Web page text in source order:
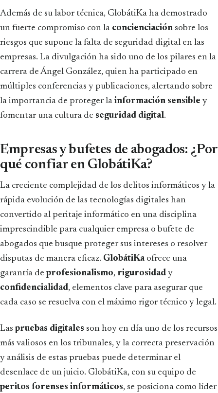
Además de su labor técnica, GlobátiKa ha demostrado
un fuerte compromiso con la concienciación sobre los
riesgos que supone la falta de seguridad digital en las
empresas. La divulgación ha sido uno de los pilares en la
carrera de Ángel González, quien ha participado en
múltiples conferencias y publicaciones, alertando sobre
la importancia de proteger la información sensible y
fomentar una cultura de seguridad digital.
Empresas y bufetes de abogados: ¿Por
qué confiar en GlobátiKa?
La creciente complejidad de los delitos informáticos y la
rápida evolución de las tecnologías digitales han
convertido al peritaje informático en una disciplina
imprescindible para cualquier empresa o bufete de
abogados que busque proteger sus intereses o resolver
disputas de manera eficaz. GlobátiKaofrece una
garantía deprofesionalismo, rigurosidad y
confidencialidad, elementos clave para asegurar que
cada caso se resuelva con el máximo rigor técnico y legal.
Laspruebas digitales son hoy en día uno de los recursos
más valiosos en los tribunales, y la correcta preservación
y análisis de estas pruebas puede determinar el
desenlace de un juicio. GlobátiKa, con su equipo de
peritos forenses informáticos, se posiciona como líder